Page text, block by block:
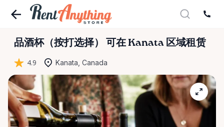
品酒杯（按打选择） 可在 Kanata 区域租赁
4.9 Kanata, Canada